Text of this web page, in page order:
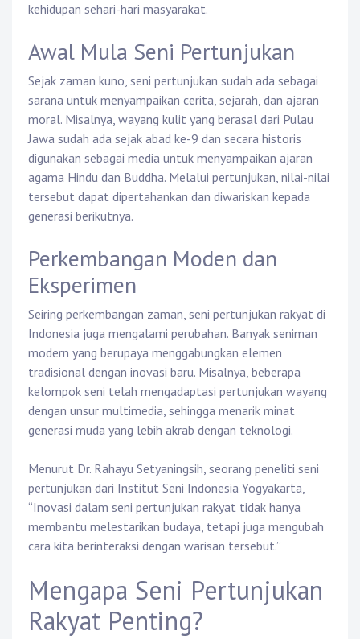
kehidupan sehari-hari masyarakat.
Awal Mula Seni Pertunjukan
Sejak zaman kuno, seni pertunjukan sudah ada sebagai
sarana untuk menyampaikan cerita, sejarah, dan ajaran
moral. Misalnya, wayang kulit yang berasal dari Pulau
Jawa sudah ada sejak abad ke-9 dan secara historis
digunakan sebagai media untuk menyampaikan ajaran
agama Hindu dan Buddha. Melalui pertunjukan, nilai-nilai
tersebut dapat dipertahankan dan diwariskan kepada
generasi berikutnya.
Perkembangan Moden dan
Eksperimen
Seiring perkembangan zaman, seni pertunjukan rakyat di
Indonesia juga mengalami perubahan. Banyak seniman
modern yang berupaya menggabungkan elemen
tradisional dengan inovasi baru. Misalnya, beberapa
kelompok seni telah mengadaptasi pertunjukan wayang
dengan unsur multimedia, sehingga menarik minat
generasi muda yang lebih akrab dengan teknologi.
Menurut Dr. Rahayu Setyaningsih, seorang peneliti seni
pertunjukan dari Institut Seni Indonesia Yogyakarta,
“Inovasi dalam seni pertunjukan rakyat tidak hanya
membantu melestarikan budaya, tetapi juga mengubah
cara kita berinteraksi dengan warisan tersebut.”
Mengapa Seni Pertunjukan
Rakyat Penting?